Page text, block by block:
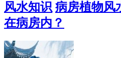
风水知识 病房植物风
在病房内？